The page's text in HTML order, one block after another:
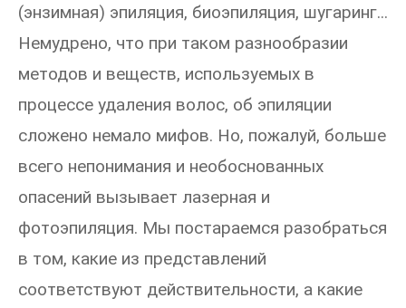
(энзимная) эпиляция, биоэпиляция, шугаринг...
Немудрено, что при таком разнообразии
методов и веществ, используемых в
процессе удаления волос, об эпиляции
сложено немало мифов. Но, пожалуй, больше
всего непонимания и необоснованных
опасений вызывает лазерная и
фотоэпиляция. Мы постараемся разобраться
в том, какие из представлений
соответствуют действительности, а какие